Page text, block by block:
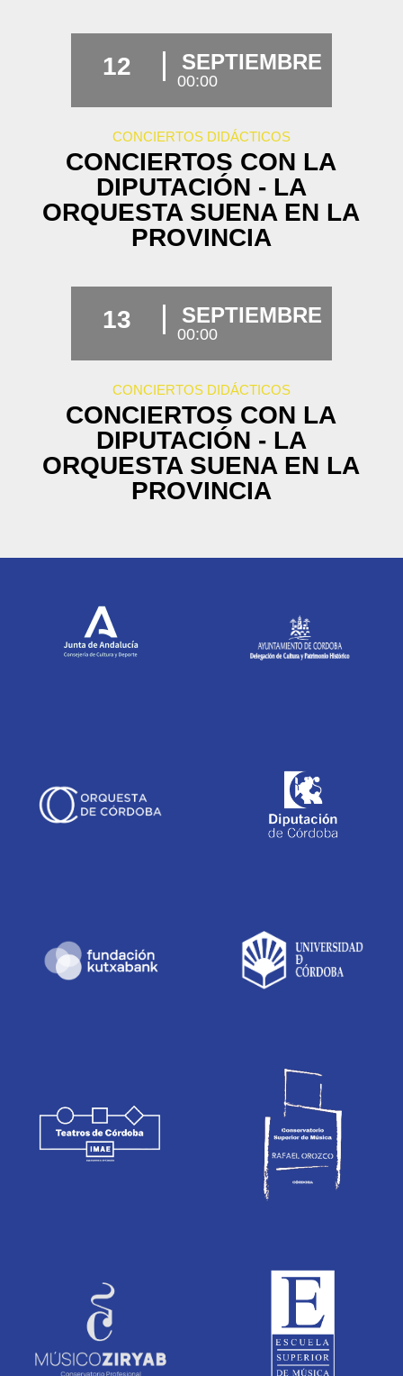
12 SEPTIEMBRE
00:00
CONCIERTOS DIDÁCTICOS
CONCIERTOS CON LA
DIPUTACIÓN - LA
ORQUESTA SUENA EN LA
PROVINCIA
13 SEPTIEMBRE
00:00
CONCIERTOS DIDÁCTICOS
CONCIERTOS CON LA
DIPUTACIÓN - LA
ORQUESTA SUENA EN LA
PROVINCIA